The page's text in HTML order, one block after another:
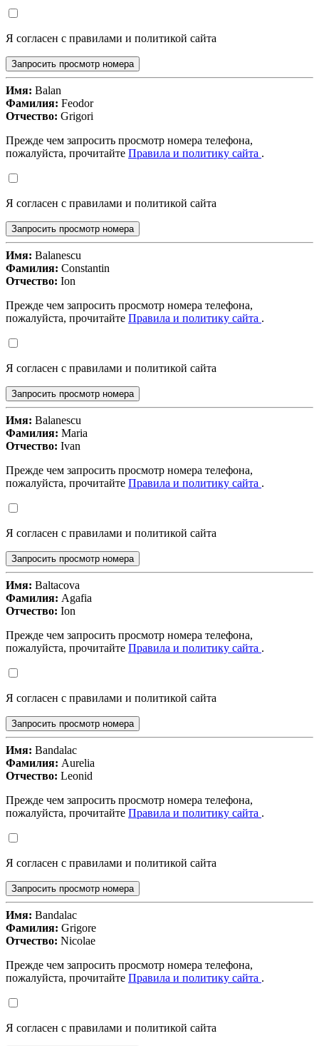
Я согласен с правилами и политикой сайта
Запросить просмотр номера
Имя: Balan
Фамилия: Feodor
Отчество: Grigori
Прежде чем запросить просмотр номера телефона,
пожалуйста, прочитайте Правила и политику сайта .
Я согласен с правилами и политикой сайта
Запросить просмотр номера
Имя: Balanescu
Фамилия: Constantin
Отчество: Ion
Прежде чем запросить просмотр номера телефона,
пожалуйста, прочитайте Правила и политику сайта .
Я согласен с правилами и политикой сайта
Запросить просмотр номера
Имя: Balanescu
Фамилия: Maria
Отчество: Ivan
Прежде чем запросить просмотр номера телефона,
пожалуйста, прочитайте Правила и политику сайта .
Я согласен с правилами и политикой сайта
Запросить просмотр номера
Имя: Baltacova
Фамилия: Agafia
Отчество: Ion
Прежде чем запросить просмотр номера телефона,
пожалуйста, прочитайте Правила и политику сайта .
Я согласен с правилами и политикой сайта
Запросить просмотр номера
Имя: Bandalac
Фамилия: Aurelia
Отчество: Leonid
Прежде чем запросить просмотр номера телефона,
пожалуйста, прочитайте Правила и политику сайта .
Я согласен с правилами и политикой сайта
Запросить просмотр номера
Имя: Bandalac
Фамилия: Grigore
Отчество: Nicolae
Прежде чем запросить просмотр номера телефона,
пожалуйста, прочитайте Правила и политику сайта .
Я согласен с правилами и политикой сайта